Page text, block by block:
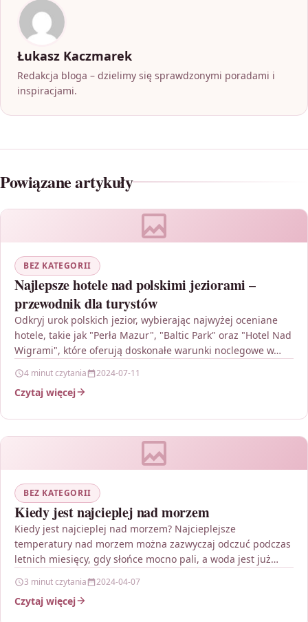
Łukasz Kaczmarek
Redakcja bloga – dzielimy się sprawdzonymi poradami i
inspiracjami.
Powiązane artykuły
BEZ KATEGORII
Najlepsze hotele nad polskimi jeziorami –
przewodnik dla turystów
Odkryj urok polskich jezior, wybierając najwyżej oceniane
hotele, takie jak "Perła Mazur", "Baltic Park" oraz "Hotel Nad
Wigrami", które oferują doskonałe warunki noclegowe w…
4 minut czytania 2024-07-11
Czytaj więcej
BEZ KATEGORII
Kiedy jest najcieplej nad morzem
Kiedy jest najcieplej nad morzem? Najcieplejsze
temperatury nad morzem można zazwyczaj odczuć podczas
letnich miesięcy, gdy słońce mocno pali, a woda jest już
3 minut czytania 2024-04-07
Czytaj więcej